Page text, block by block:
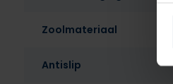
Zoolmateriaal
Antislip